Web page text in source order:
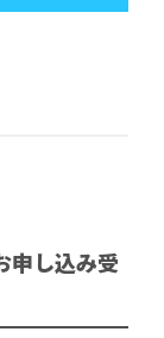
申し込み受